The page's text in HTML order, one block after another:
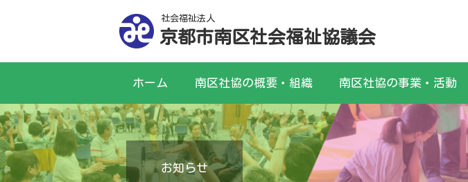
社会福祉法人
京都市南区社会福祉協議会
ホーム 南区社協の概要・組織 南区社協の事業・活動
お知らせ